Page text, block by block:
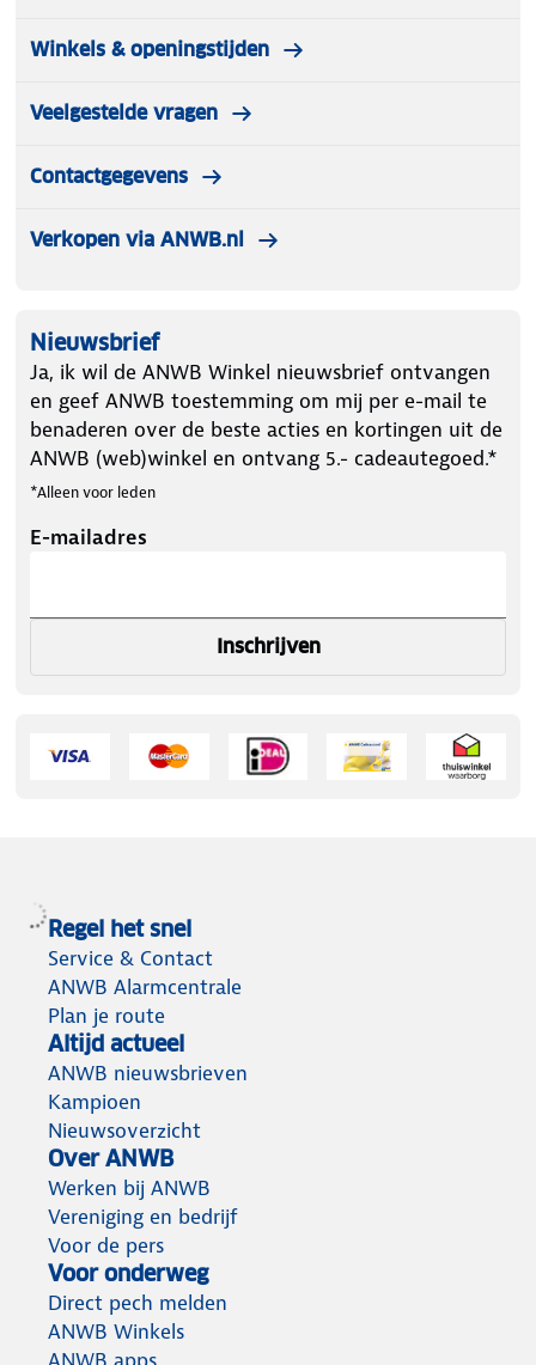
Winkels & openingstijden
Veelgestelde vragen
Contactgegevens
Verkopen via ANWB.nl
Nieuwsbrief
Ja, ik wil de ANWB Winkel nieuwsbrief ontvangen
en geef ANWB toestemming om mij per e-mail te
benaderen over de beste acties en kortingen uit de
ANWB (web)winkel en ontvang 5.- cadeautegoed.*
*Alleen voor leden
E-mailadres
Inschrijven
Regel het snel
Service & Contact
ANWB Alarmcentrale
Plan je route
Altijd actueel
ANWB nieuwsbrieven
Kampioen
Nieuwsoverzicht
Over ANWB
Werken bij ANWB
Vereniging en bedrijf
Voor de pers
Voor onderweg
Direct pech melden
ANWB Winkels